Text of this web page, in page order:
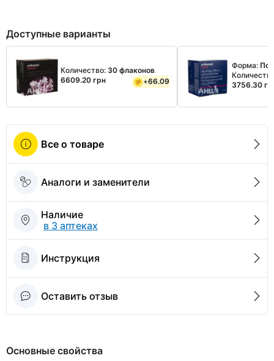
Доступные варианты
Количество: 30 флаконов
6609.20 грн
+66.09
Форма:
3756.30
Все о товаре
Аналоги и заменители
Наличие
в 3 аптеках
Инструкция
Оставить отзыв
Основные свойства